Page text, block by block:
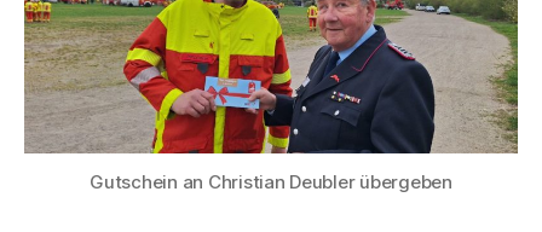
Gutschein an Christian Deubler übergeben